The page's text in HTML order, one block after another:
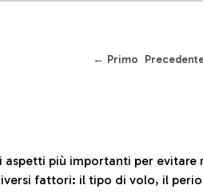
← Primo
più importanti per
fattori: il tipo di volo, il